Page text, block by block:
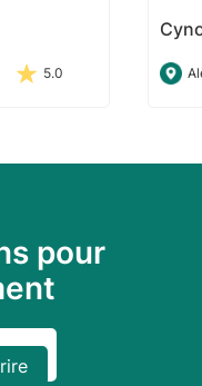
5.0
pour